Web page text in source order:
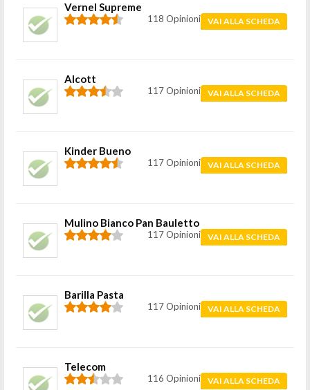
Vernel Supreme
118 Opinioni VAI ALLA SCHEDA
Alcott
117 Opinioni VAI ALLA SCHEDA
Kinder Bueno
117 Opinioni VAI ALLA SCHEDA
Mulino Bianco Pan Bauletto
117 Opinioni VAI ALLA SCHEDA
Barilla Pasta
117 Opinioni VAI ALLA SCHEDA
Telecom
116 Opinioni VAI ALLA SCHEDA